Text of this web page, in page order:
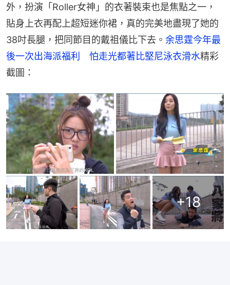
外，扮演「Roller女神」的衣著裝束也是焦點之一，
貼身上衣再配上超短迷你裙，真的完美地盡現了她的
38吋長腿，把同節目的戴祖儀比下去。 余思霆今年最
後一次出海派福利　怕走光都著比堅尼泳衣滑水精彩
截圖：
+18